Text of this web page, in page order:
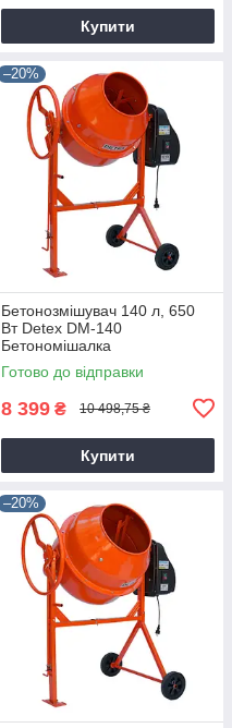
Купити
–20%
Бетонозмішувач 140 л, 650
Вт Detex DM-140
Бетономішалка
Готово до відправки
8 399 ₴ 10 498,75 ₴
Купити
–20%